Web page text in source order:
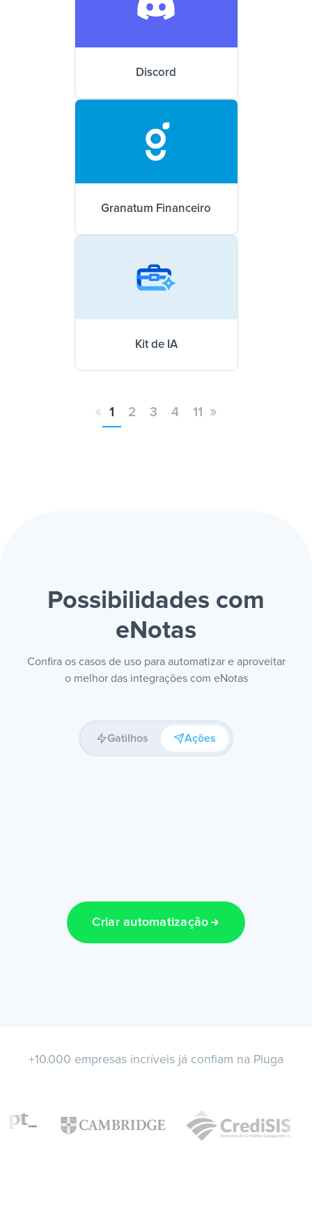
Discord
Granatum Financeiro
Kit de IA
« 1 2 3 4 11 »
Possibilidades com
eNotas
Confira os casos de uso para automatizar e aproveitar
o melhor das integrações com eNotas
Gatilhos Ações
Criar automatização
+10.000 empresas incríveis já confiam na Pluga